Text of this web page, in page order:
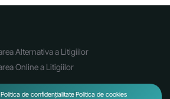
Politica de confidențialitatePolitica de cookies